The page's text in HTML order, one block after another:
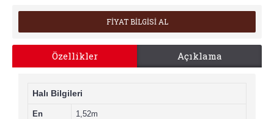
FİYAT BİLGİSİ AL
Özellikler Açıklama
Halı Bilgileri
En 1,52m